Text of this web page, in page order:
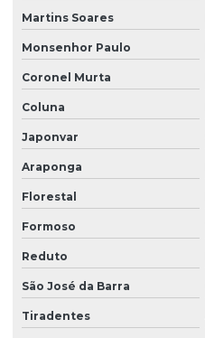
Martins Soares
Monsenhor Paulo
Coronel Murta
Coluna
Japonvar
Araponga
Florestal
Formoso
Reduto
São José da Barra
Tiradentes